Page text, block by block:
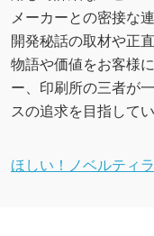
メーカーとの密接な
開発秘話の取材や正
物語や価値をお客様
ー、印刷所の三者が
スの追求を目指してい
ほしい！ノベルティ